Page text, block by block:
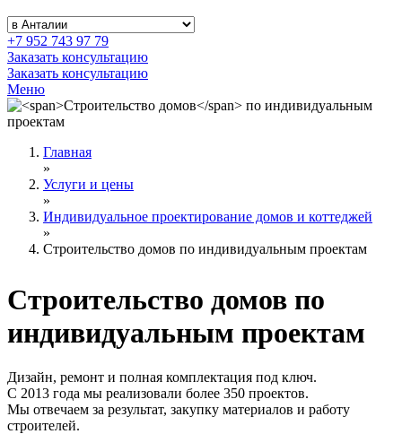
+7 952 743 97 79
Заказать консультацию
Заказать консультацию
Меню
Главная
»
Услуги и цены
»
Индивидуальное проектирование домов и коттеджей
»
Строительство домов по индивидуальным проектам
Строительство домов по
индивидуальным проектам
Дизайн, ремонт и полная комплектация под ключ.
С 2013 года мы реализовали более 350 проектов.
Мы отвечаем за результат, закупку материалов и работу
строителей.